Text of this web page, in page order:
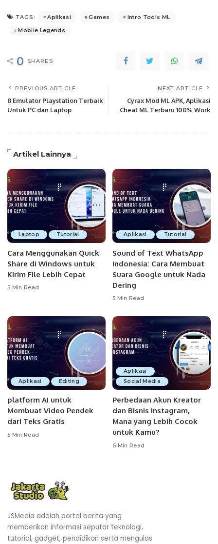
TAGS: Aplikasi Games
Intro Tools ML
Mobile Legends
0 SHARES
PREVIOUS ARTICLE
8 Emulator Playstation Terbaik
Untuk PC dan Laptop
NEXT ARTICLE
Cyrax Mod ML APK, Aplikasi
Cheat ML Terbaru 100% Work
Artikel Lainnya
Laptop Tutorial
Cara Menggunakan Quick
Share di Windows untuk
Kirim File Lebih Cepat
5 Min Read
Aplikasi Tutorial
Sound of Text WhatsApp
Indonesia: Cara Membuat
Suara Google untuk Nada
Dering
5 Min Read
Aplikasi Editing
platform AI untuk
Membuat Video Pendek
dari Teks Gratis
5 Min Read
Aplikasi
Social Media
Perbedaan Akun Kreator
dan Bisnis Instagram,
Mana yang Lebih Cocok
untuk Kamu?
6 Min Read
JSMedia adalah portal berita yang
memberikan informasi seputar teknologi,
tutorial, gadget, pendidikan serta mengulas